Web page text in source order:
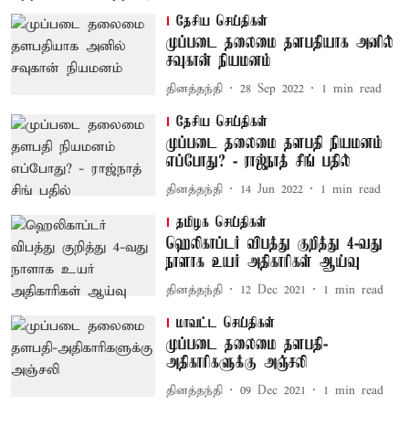
தேசிய செய்திகள்
முப்படை தலைமை தளபதியாக அனில்
சவுகான் நியமனம்
தினத்தந்தி 28 Sep 2022 1 min read
தேசிய செய்திகள்
முப்படை தலைமை தளபதி நியமனம்
எப்போது? - ராஜ்நாத் சிங் பதில்
தினத்தந்தி 14 Jun 2022 1 min read
தமிழக செய்திகள்
ஹெலிகாப்டர் விபத்து குறித்து 4-வது
நாளாக உயர் அதிகாரிகள் ஆய்வு
தினத்தந்தி 12 Dec 2021 1 min read
மாவட்ட செய்திகள்
முப்படை தலைமை தளபதி-
அதிகாரிகளுக்கு அஞ்சலி
தினத்தந்தி 09 Dec 2021 1 min read